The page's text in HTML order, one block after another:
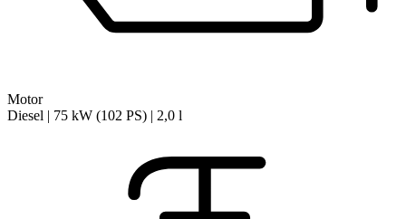
Motor
Diesel | 75 kW (102 PS) | 2,0 l